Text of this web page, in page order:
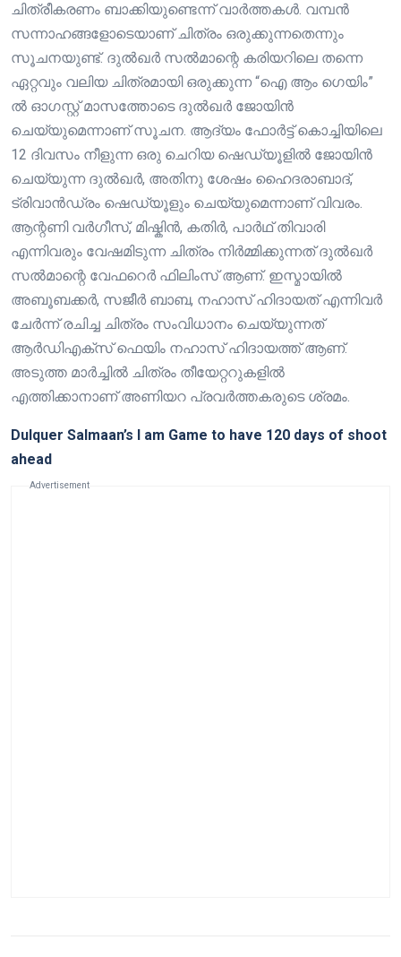
ചിത്രീകരണം ബാക്കിയുണ്ടെന്ന് വാർത്തകൾ. വമ്പൻ
സന്നാഹങ്ങളോടെയാണ് ചിത്രം ഒരുക്കുന്നതെന്നും
സൂചനയുണ്ട്. ദുൽഖർ സൽമാന്റെ കരിയറിലെ തന്നെ
ഏറ്റവും വലിയ ചിത്രമായി ഒരുക്കുന്ന “ഐ ആം ഗെയിം”
ൽ ഓഗസ്റ്റ് മാസത്തോടെ ദുൽഖർ ജോയിൻ
ചെയ്യുമെന്നാണ് സൂചന. ആദ്യം ഫോർട്ട് കൊച്ചിയിലെ
12 ദിവസം നീളുന്ന ഒരു ചെറിയ ഷെഡ്യൂളിൽ ജോയിൻ
ചെയ്യുന്ന ദുൽഖർ, അതിനു ശേഷം ഹൈദരാബാദ്,
ട്രിവാൻഡ്രം ഷെഡ്യൂളും ചെയ്യുമെന്നാണ് വിവരം.
ആന്റണി വർഗീസ്, മിഷ്കിൻ, കതിർ, പാർഥ് തിവാരി
എന്നിവരും വേഷമിടുന്ന ചിത്രം നിർമ്മിക്കുന്നത് ദുൽഖർ
സൽമാന്റെ വേഫറെർ ഫിലിംസ് ആണ്. ഇസ്മായിൽ
അബൂബക്കർ, സജീർ ബാബ, നഹാസ് ഹിദായത് എന്നിവർ
ചേർന്ന് രചിച്ച ചിത്രം സംവിധാനം ചെയ്യുന്നത്
ആർഡിഎക്സ് ഫെയിം നഹാസ് ഹിദായത്ത് ആണ്.
അടുത്ത മാർച്ചിൽ ചിത്രം തീയേറ്ററുകളിൽ
എത്തിക്കാനാണ് അണിയറ പ്രവർത്തകരുടെ ശ്രമം.
Dulquer Salmaan’s I am Game to have 120 days of shoot
ahead
Advertisement